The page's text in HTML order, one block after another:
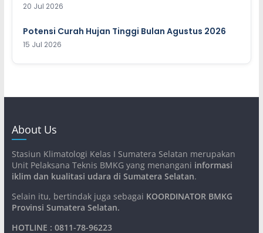
20 Jul 2026
Potensi Curah Hujan Tinggi Bulan Agustus 2026
15 Jul 2026
About Us
Stasiun Klimatologi Kelas I Sumatera Selatan merupakan
Unit Pelaksana Teknis BMKG yang menangani informasi
iklim dan kualitasi udara di Sumatera Selatan.
Selain itu, bertindak juga sebagai KOORDINATOR BMKG
Provinsi Sumatera Selatan.
HOTLINE : 0811-78-96223